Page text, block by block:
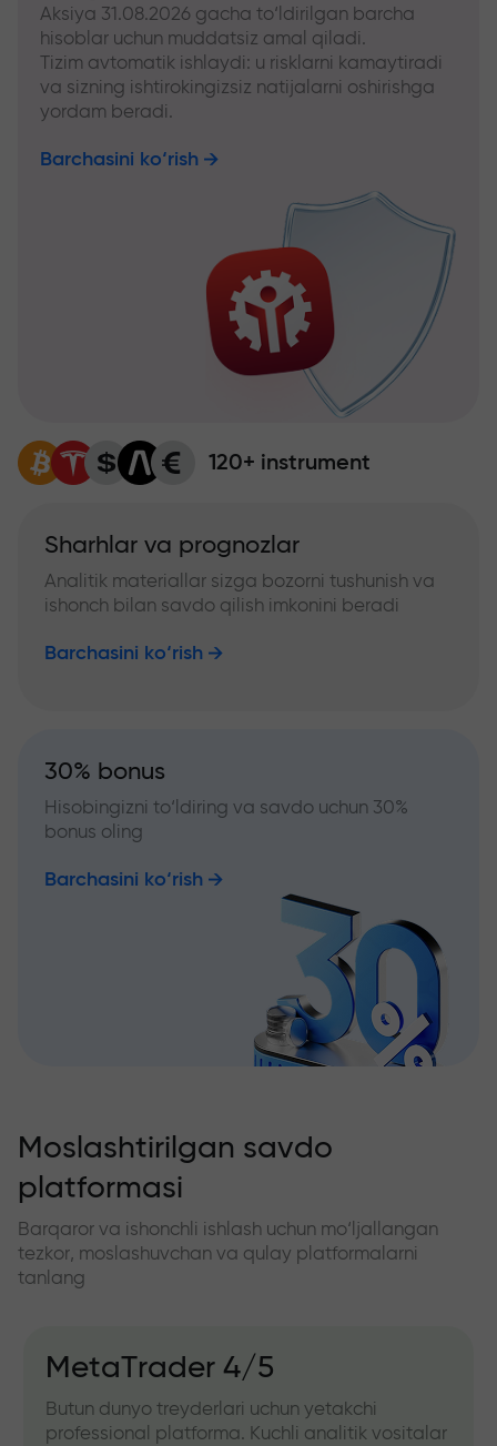
Aksiya 31.08.2026 gacha to‘ldirilgan barcha
hisoblar uchun muddatsiz amal qiladi.
Tizim avtomatik ishlaydi: u risklarni kamaytiradi
va sizning ishtirokingizsiz natijalarni oshirishga
yordam beradi.
Barchasini ko‘rish
120+ instrument
Sharhlar va prognozlar
Analitik materiallar sizga bozorni tushunish va
ishonch bilan savdo qilish imkonini beradi
Barchasini ko‘rish
30% bonus
Hisobingizni to‘ldiring va savdo uchun 30%
bonus oling
Barchasini ko‘rish
Moslashtirilgan savdo
platformasi
Barqaror va ishonchli ishlash uchun mo‘ljallangan
tezkor, moslashuvchan va qulay platformalarni
tanlang
MetaTrader 4/5
Butun dunyo treyderlari uchun yetakchi
professional platforma. Kuchli analitik vositalar